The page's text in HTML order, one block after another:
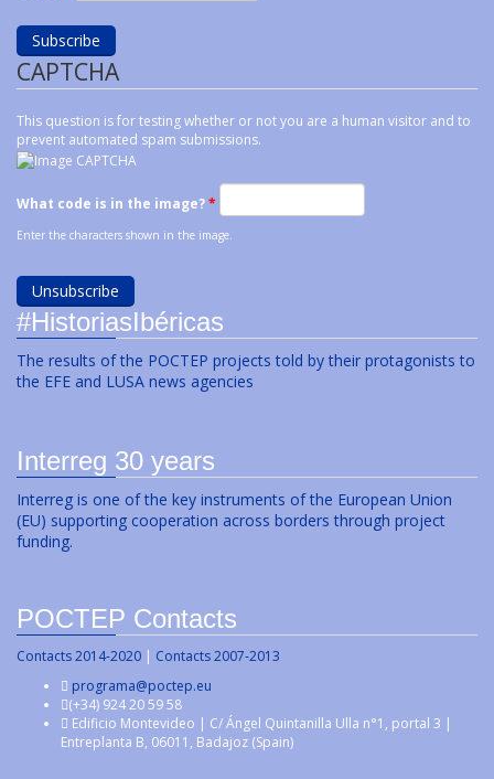
CAPTCHA
This question is for testing whether or not you are a human visitor and to
prevent automated spam submissions.
What code is in the image?*
Enter the characters shown in the image.
#HistoriasIbéricas
The results of the POCTEP projects told by their protagonists to
the EFE and LUSA news agencies
Interreg 30 years
Interreg is one of the key instruments of the European Union
(EU) supporting cooperation across borders through project
funding.
POCTEP Contacts
Contacts 2014-2020 | Contacts 2007-2013
programa@poctep.eu
(+34) 924 20 59 58
Edificio Montevideo | C/ Ángel Quintanilla Ulla n°1, portal 3 |
Entreplanta B, 06011, Badajoz (Spain)